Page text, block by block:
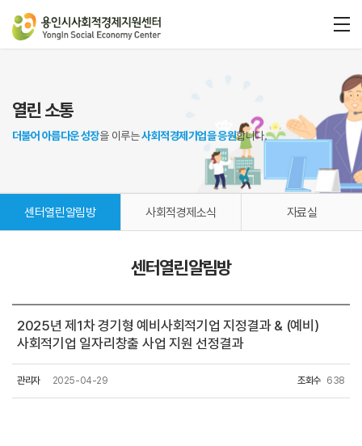
열린 소통
더불어 아름다운 성장을 이루는사회적경제기업을 응원합니다.
센터열린알림방 사회적경제소식 자료실
센터열린알림방
2025년 제1차 경기형 예비사회적기업 지정결과 & (예비)
사회적기업 일자리창출 사업 지원 선정결과
관리자 2025-04-29 조회수 638